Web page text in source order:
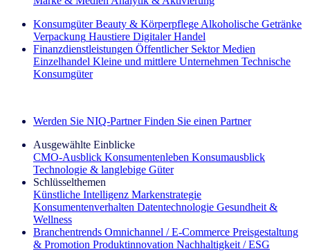
Konsumgüter Beauty & Körperpflege Alkoholische Getränke
Verpackung Haustiere Digitaler Handel
Finanzdienstleistungen Öffentlicher Sektor Medien
Einzelhandel Kleine und mittlere Unternehmen Technische
Konsumgüter
Werden Sie NIQ-Partner Finden Sie einen Partner
Ausgewählte Einblicke
CMO‑Ausblick Konsumentenleben Konsumausblick
Technologie & langlebige Güter
Schlüsselthemen
Künstliche Intelligenz Markenstrategie
Konsumentenverhalten Datentechnologie Gesundheit &
Wellness
Branchentrends Omnichannel / E‑Commerce Preisgestaltung
& Promotion Produktinnovation Nachhaltigkeit / ESG